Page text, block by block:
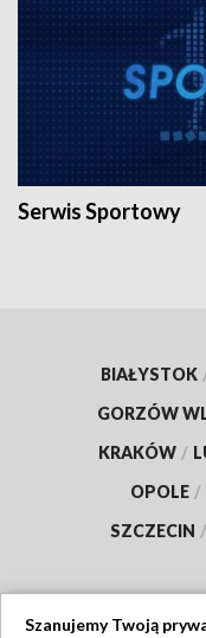
Serwis Sportowy
BIAŁYSTOK
GORZÓW
KRAKÓW /
OPOLE /
SZCZECIN /
Szanujemy Twoją